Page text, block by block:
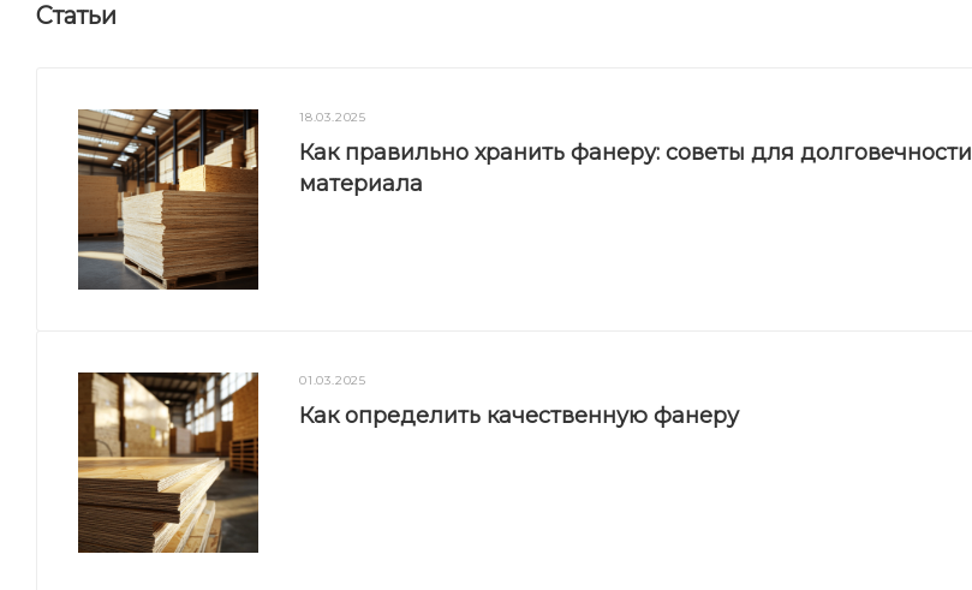
Статьи
18.03.2025
Как правильно хранить фанеру: советы для долговечности
материала
01.03.2025
Как определить качественную фанеру